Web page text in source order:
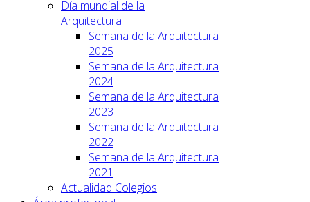
Día mundial de la
Arquitectura
Semana de la Arquitectura
2025
Semana de la Arquitectura
2024
Semana de la Arquitectura
2023
Semana de la Arquitectura
2022
Semana de la Arquitectura
2021
Actualidad Colegios